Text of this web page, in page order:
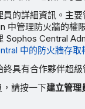
的詳細資訊。主
中管理防火牆的權
Sophos Central
中的防火牆存取
具有合作夥伴超級
請按一下建立管理